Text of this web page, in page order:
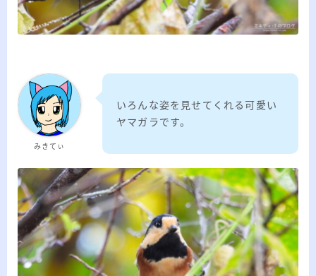
みきてぃ
や生活関連、趣味の1つである観賞魚などの記事
を書いています。
≫詳しいプロフィールを見る
≫お問い合わせはこちら
みきてぃ
いろんな姿を見せてくれる可愛い
ヤマガラです。